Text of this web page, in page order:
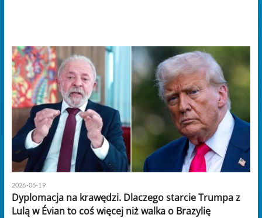
2026-06-19
Dyplomacja na krawędzi. Dlaczego starcie Trumpa z
Lulą w Évian to coś więcej niż walka o Brazylię